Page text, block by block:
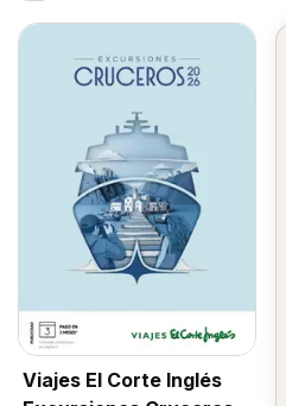
Viajes El Corte Inglés